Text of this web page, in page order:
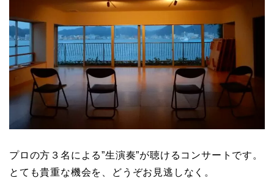
プロの方３名による”生演奏”が聴けるコンサートです。
とても貴重な機会を、どうぞお見逃しなく。